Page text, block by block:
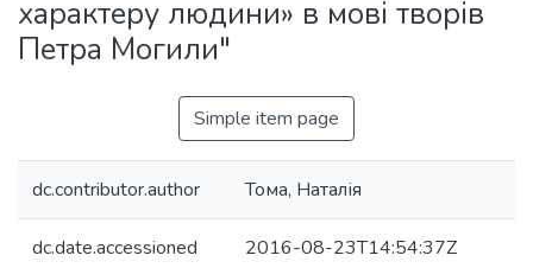
характеру людини» в мові творів
Петра Могили"
Simple item page
dc.contributor.author Тома, Наталія
dc.date.accessioned 2016-08-23T14:54:37Z